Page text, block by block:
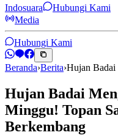
Indosuara
Hubungi Kami
Media
Hubungi Kami
Beranda›Berita›Hujan
Hujan Badai
Minggu! Topan
Berkembang